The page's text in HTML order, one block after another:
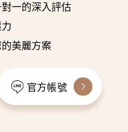
一的深入評估
美麗方案
官方帳號